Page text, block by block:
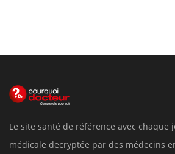
Le site santé de référence avec
médicale decryptée par des médecins